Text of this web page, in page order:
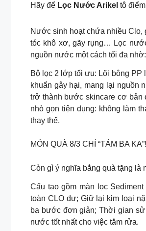
Hãy để Lọc Nước Arikel tô
Nước sinh hoạt chứa nhiều Clo,
tóc khô xơ, gãy rụng… Lọc
nguồn nước một cách tối đa nhờ:
Bộ lọc 2 lớp tối ưu: Lõi bông PP
khuẩn gây hại, mang lại nguồn
trở thành bước skincare cơ bản
nhỏ gọn tiện dụng: không làm
thay thế.
MÓN QUÀ 8/3 CHỈ “TÁM BA
Còn gì ý nghĩa bằng quà tặng là
Cấu tạo gồm màn lọc
toàn CLO dư; Giữ lại kim loại
ba bước đơn giản; Thời gian
nước tốt nhất cho việc tắm rửa.